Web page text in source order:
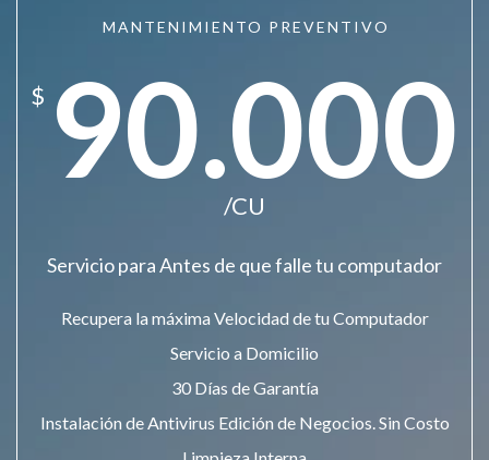
MANTENIMIENTO PREVENTIVO
$ 90.000
/CU
Servicio para Antes de que falle tu computador
Recupera la máxima Velocidad de tu Computador
Servicio a Domicilio
30 Días de Garantía
Instalación de Antivirus Edición de Negocios. Sin Costo